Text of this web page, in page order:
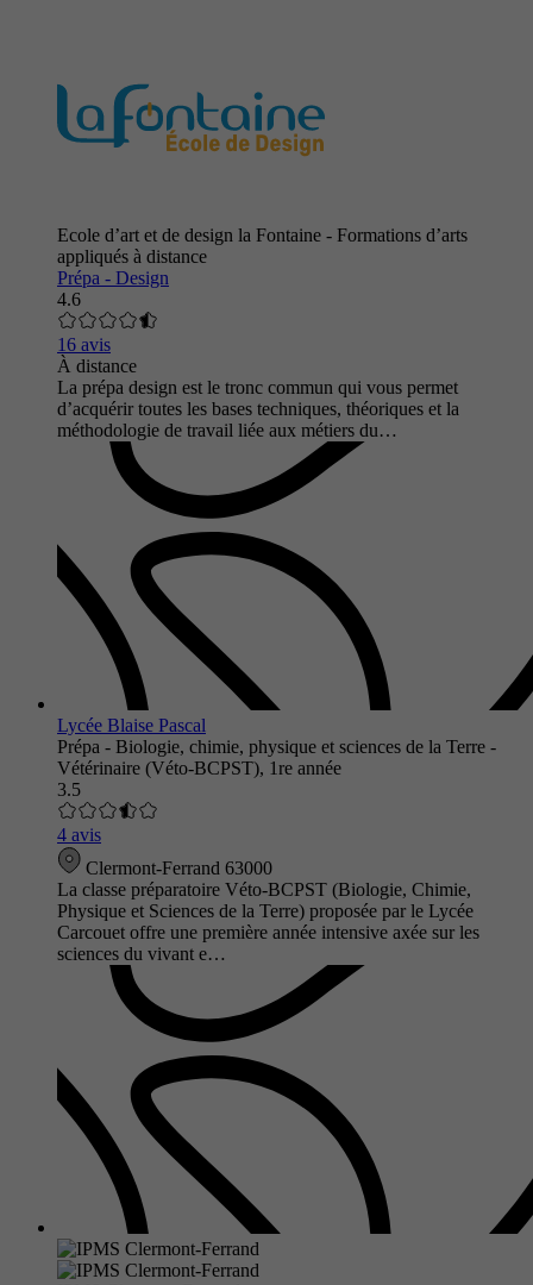
Ecole d’art et de design la Fontaine - Formations d’arts
appliqués à distance
Prépa - Design
4.6
16 avis
À distance
La prépa design est le tronc commun qui vous permet
d’acquérir toutes les bases techniques, théoriques et la
méthodologie de travail liée aux métiers du…
Lycée Blaise Pascal
Prépa - Biologie, chimie, physique et sciences de la Terre -
Vétérinaire (Véto-BCPST), 1re année
3.5
4 avis
Clermont-Ferrand 63000
La classe préparatoire Véto-BCPST (Biologie, Chimie,
Physique et Sciences de la Terre) proposée par le Lycée
Carcouet offre une première année intensive axée sur les
sciences du vivant e…